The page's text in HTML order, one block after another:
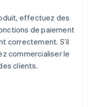
effectuez des
de paiement
correctement. S’il
commercialiser le
clients.